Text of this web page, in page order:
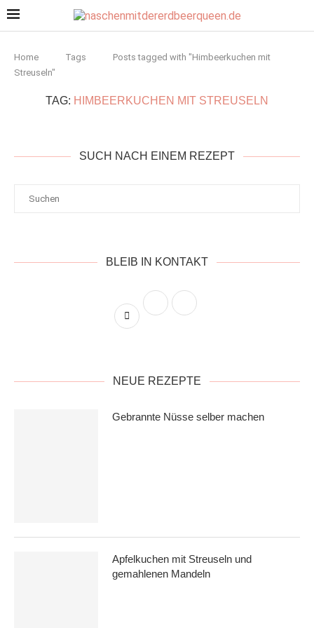
Home Tags
Posts tagged with "Himbeerkuchen mit
Streuseln"
TAG: HIMBEERKUCHEN MIT STREUSELN
SUCH NACH EINEM REZEPT
BLEIB IN KONTAKT
NEUE REZEPTE
Gebrannte Nüsse selber machen
Apfelkuchen mit Streuseln und
gemahlenen Mandeln